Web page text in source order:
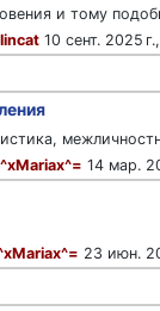
и тому
10 сент. 2025
14 мар.
23 июн.